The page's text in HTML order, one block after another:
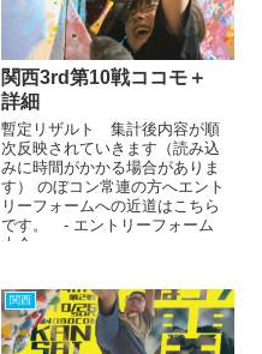
関西3rd第10戦ココモ＋
詳細
暫定リザルト 集計後内容が順
次反映されていきます（読み込
みに時間がかかる場合がありま
す） のぼコン常連の方へエント
リーフォームへの近道はこちら
です。 - エントリーフォーム
大会...
関西